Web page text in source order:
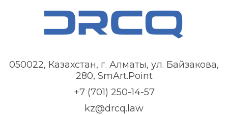
050022, Казахстан, г. Алматы, ул. Байзакова,
280, SmArt.Point
+7 (701) 250-14-57
kz@drcq.law